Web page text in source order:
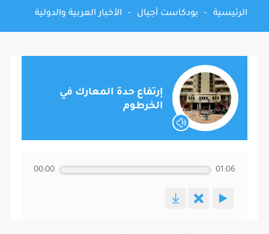
الرئيسية - بودكاست أجيال - الأخبار العربية والدولية
إرتفاع حدة المعارك في
الخرطوم
00:00 01:06